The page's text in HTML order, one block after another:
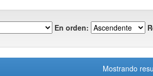
En orden:
Mostrando